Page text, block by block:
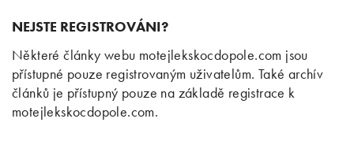
NEJSTE REGISTROVÁNI?
Některé články webu motejlekskocdopole.com jsou
přístupné pouze registrovaným uživatelům. Také archív
článků je přístupný pouze na základě registrace k
motejlekskocdopole.com.